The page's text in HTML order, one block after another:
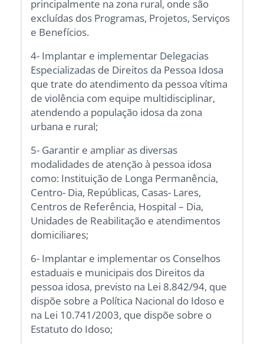
principalmente na zona rural, onde são
excluídas dos Programas, Projetos, Serviços
e Benefícios.
4- Implantar e implementar Delegacias
Especializadas de Direitos da Pessoa Idosa
que trate do atendimento da pessoa vítima
de violência com equipe multidisciplinar,
atendendo a população idosa da zona
urbana e rural;
5- Garantir e ampliar as diversas
modalidades de atenção à pessoa idosa
como: Instituição de Longa Permanência,
Centro- Dia, Repúblicas, Casas- Lares,
Centros de Referência, Hospital – Dia,
Unidades de Reabilitação e atendimentos
domiciliares;
6- Implantar e implementar os Conselhos
estaduais e municipais dos Direitos da
pessoa idosa, previsto na Lei 8.842/94, que
dispõe sobre a Política Nacional do Idoso e
na Lei 10.741/2003, que dispõe sobre o
Estatuto do Idoso;